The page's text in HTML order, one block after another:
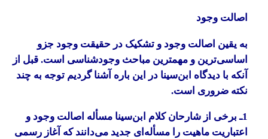
اصالت وجود
به یقین اصالت وجود و تشکیک در حقیقت وجود جزو
اساسی‌ترین و مهمترین مباحث وجودشناسی است. قبل از
آنکه با دیدگاه ابن‌سینا در این باره آشنا گردیم توجه به چند
نکته ضروری است.
1ـ برخی از شارحان کلام ابن‌سینا مسأله اصالت وجود و
اعتباریت ماهیت را مسأله‌ای جدید می‌دانند که آغاز رسمی